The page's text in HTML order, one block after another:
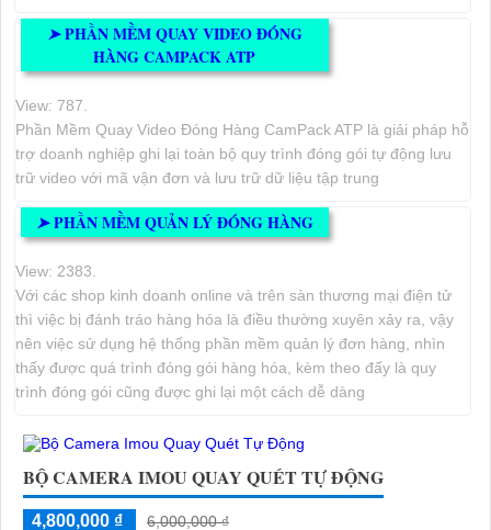
➤PHẦN MỀM QUAY VIDEO ĐÓNG
HÀNG CAMPACK ATP
View: 787.
Phần Mềm Quay Video Đóng Hàng CamPack ATP là giải pháp hỗ
trợ doanh nghiệp ghi lại toàn bộ quy trình đóng gói tự động lưu
trữ video với mã vận đơn và lưu trữ dữ liệu tập trung
➤PHẦN MỀM QUẢN LÝ ĐÓNG HÀNG
View: 2383.
Với các shop kinh doanh online và trên sàn thương mại điện tử
thì việc bị đánh tráo hàng hóa là điều thường xuyên xảy ra, vậy
nên việc sử dụng hệ thống phần mềm quản lý đơn hàng, nhìn
thấy được quá trình đóng gói hàng hóa, kèm theo đấy là quy
trình đóng gói cũng được ghi lại một cách dễ dàng
BỘ CAMERA IMOU QUAY QUÉT TỰ ĐỘNG
4,800,000 ₫ 6,000,000 ₫